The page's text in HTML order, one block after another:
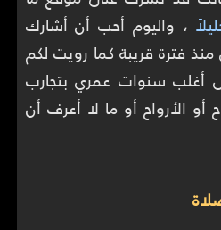
، واليوم أحب أن أشارك
فترة قريبة كما رويت لكم
سنوات عمري بتجارب
أو الأرواح أو ما لا أعرف أن